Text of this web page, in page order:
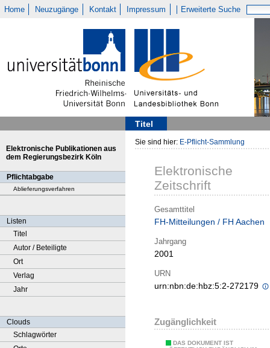
Home Neuzugänge Kontakt Impressum Erweiterte Suche
Titel
Elektronische Publikationen aus
dem Regierungsbezirk Köln
Pflichtabgabe
Ablieferungsverfahren
Listen
Titel
Autor / Beteiligte
Ort
Verlag
Jahr
Clouds
Schlagwörter
Sie sind hier: E-Pflicht-Sammlung
Elektronische
Zeitschrift
Gesamttitel
FH-Mitteilungen / FH Aachen
Jahrgang
2001
URN
urn:nbn:de:hbz:5:2-272179
Zugänglichkeit
DAS DOKUMENT IST